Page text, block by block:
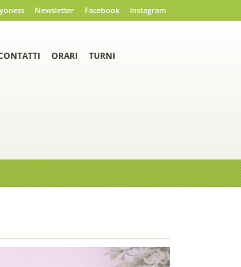
Newsletter Facebook Instagram
ORARI TURNI